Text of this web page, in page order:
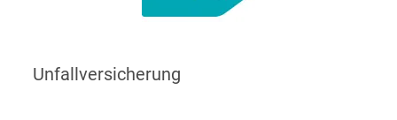
Unfallversicherung